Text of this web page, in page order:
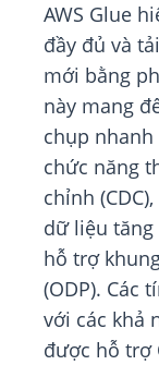
AWS Glue
đầy đủ và
mới bằng
này mang
chụp nhanh
chức năng
chỉnh
dữ liệu tăng
hỗ trợ
(ODP). Các
với các khả
được hỗ trợ